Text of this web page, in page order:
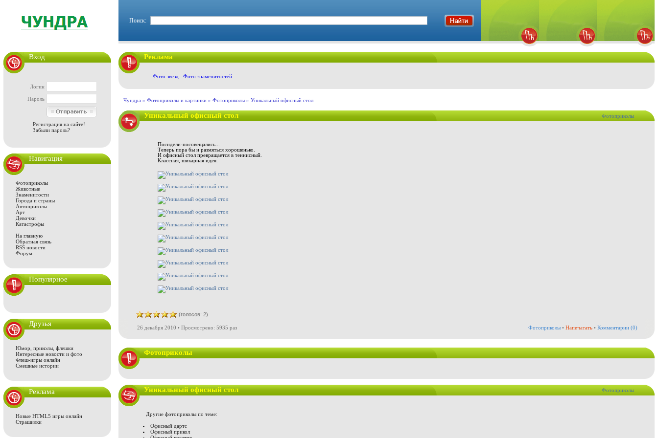
Поиск:
Вход
Логин
Пароль
Регистрация на сайте!
Забыли пароль?
Навигация
Фотоприколы
Животные
Знаменитости
Города и страны
Автоприколы
Арт
Девочки
Катастрофы
На главную
Обратная связь
RSS новости
Форум
Популярное
Друзья
Юмор, приколы, флешки
Интересные новости и фото
Флеш-игры онлайн
Смешные истории
Реклама
Новые HTML5 игры онлайн
Страшилки
Реклама
Фото звезд : Фото знаменитостей
Чундра » Фотоприколы и картинки » Фотоприколы » Уникальный офисный стол
Уникальный офисный стол Фотоприколы
Посидели-посовещались...
Теперь пора бы и размяться хорошенько.
И офисный стол превращается в теннисный.
Классная, шикарная идея.
(голосов: 2)
26 декабря 2010 • Просмотрено: 5935 раз Фотоприколы • Напечатать • Комментарии (0)
Фотоприколы
Уникальный офисный стол Фотоприколы
Другие фотоприколы по теме:
Офисный дартс
Офисный прикол